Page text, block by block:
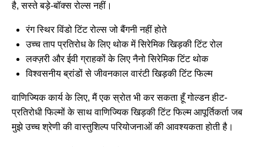
है, सस्ते बड़े-बॉक्स रोल्स नहीं।
रंग स्थिर विंडो टिंट रोल्स जो बैंगनी नहीं होते
उच्च ताप प्रतिरोध के लिए थोक में सिरेमिक खिड़की टिंट रोल
लक्ज़री और ईवी ग्राहकों के लिए नैनो सिरेमिक टिंट थोक
विश्वसनीय ब्रांडों से जीवनकाल वारंटी खिड़की टिंट फिल्म
वाणिज्यिक कार्य के लिए, मैं एक स्रोत भी कर सकता हूँगोल्डन हीट-
प्रतिरोधी फिल्मों के साथ वाणिज्यिक खिड़की टिंट फिल्म आपूर्तिकर्ताजब
मुझे उच्च श्रेणी की वास्तुशिल्प परियोजनाओं की आवश्यकता होती है।